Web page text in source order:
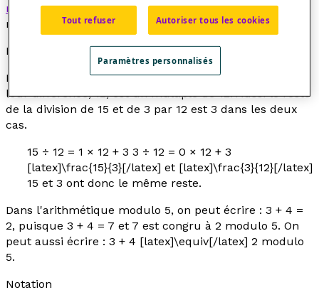
modulon, les résultats des opérations sont exprimés
modulo
Exemples
Les nombres 15 et 3 sont congrus modulo 12. En effet,
leur différence, 12, est un multiple de 12. Aussi le reste
de la division de 15 et de 3 par 12 est 3 dans les deux
cas.
15 ÷ 12 = 1 × 12 + 3 3 ÷ 12 = 0 × 12 + 3
[latex]\frac{15}{3}[/latex] et [latex]\frac{3}{12}[/latex]
15 et 3 ont donc le même reste.
Dans l'arithmétique modulo 5, on peut écrire : 3 + 4 =
2, puisque 3 + 4 = 7 et 7 est congru à 2 modulo 5. On
peut aussi écrire : 3 + 4 [latex]\equiv[/latex] 2 modulo
5.
Notation
Tout refuser Autoriser tous les cookies
Paramètres personnalisés